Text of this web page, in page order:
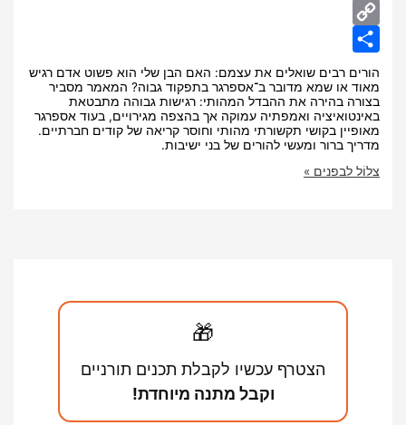
רבים שואלים את עצמם: האם הבן שלי הוא פשוט אדם רגיש
שמא מדובר ב־אספרגר בתפקוד גבוה? המאמר מסביר
בהירה את ההבדל המהותי: רגישות גבוהה מתבטאת
ואמפתיה עמוקה אך בהצפה מגירויים, בעוד אספרגר
בקושי תקשורתי מהותי וחוסר קריאה של קודים חברתיים.
ומעשי להורים של בני ישיבות.
»
הצטרף עכשיו לקבלת תכנים תורניים
וקבל מתנה מיוחדת!